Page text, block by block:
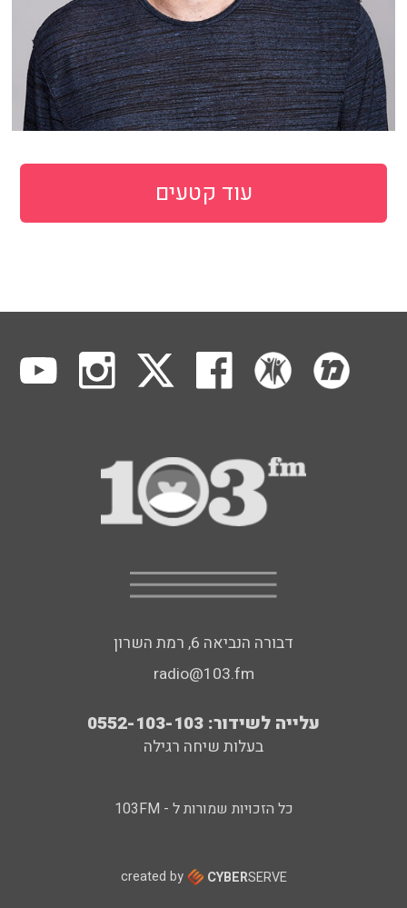
עוד קטעים
דבורה הנביאה 6, רמת השרון
radio@103.fm
עלייה לשידור: 0552-103-103
בעלות שיחה רגילה
כל הזכויות שמורות ל - 103FM
created by CYBERSERVE